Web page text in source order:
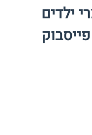
ילדים
פייסבוק